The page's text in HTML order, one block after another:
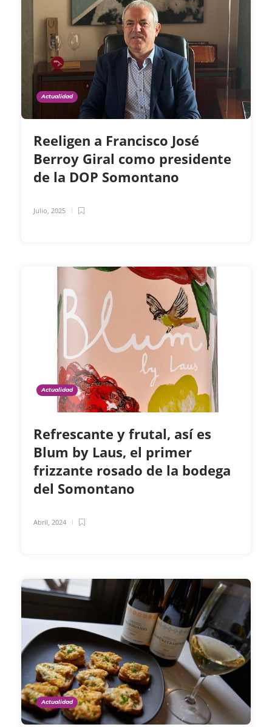
Actualidad
Reeligen a Francisco José
Berroy Giral como presidente
de la DOP Somontano
Julio, 2025
Actualidad
Refrescante y frutal, así es
Blum by Laus, el primer
frizzante rosado de la bodega
del Somontano
Abril, 2024
Actualidad